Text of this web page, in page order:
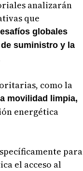
analizarán
que
globales
suministro y la
como la
movilidad limpia,
energética
para
el acceso al